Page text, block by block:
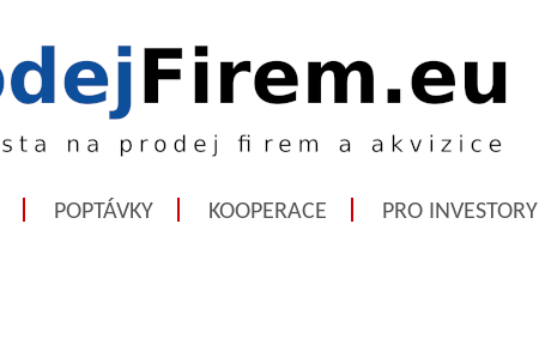
POPTÁVKY KOOPERACE PRO INVESTORY